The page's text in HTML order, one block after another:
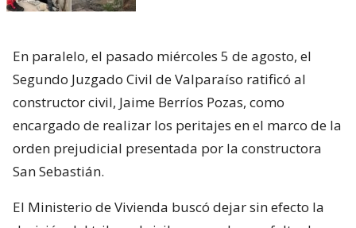
En paralelo, el pasado miércoles 5 de agosto, el
Segundo Juzgado Civil de Valparaíso ratificó al
constructor civil, Jaime Berríos Pozas, como
encargado de realizar los peritajes en el marco de la
orden prejudicial presentada por la constructora
San Sebastián.
El Ministerio de Vivienda buscó dejar sin efecto la